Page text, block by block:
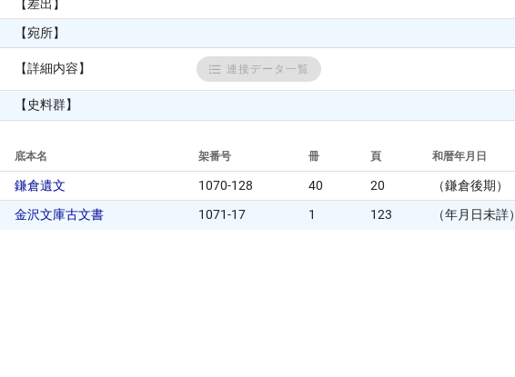
【差出】
【宛所】
【詳細内容】 連接データ一覧
【史料群】
底本名 架番号 冊 頁 和暦年月日
鎌倉遺文 1070-128 40 20 （鎌倉後期）
金沢文庫古文書
1071-17 1 123 （年月日未詳）